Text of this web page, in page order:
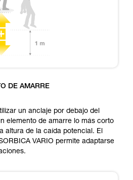
DE AMARRE
un anclaje por debajo del
elemento de amarre lo más corto
altura de la caída potencial. El
VARIO permite adaptarse